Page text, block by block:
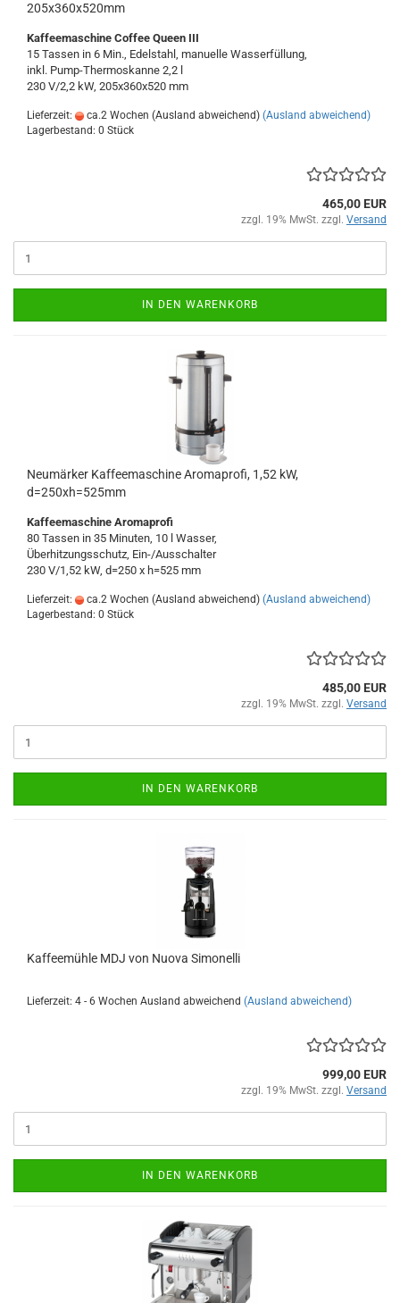
205x360x520mm
Kaffeemaschine Coffee Queen III
15 Tassen in 6 Min., Edelstahl, manuelle Wasserfüllung,
inkl. Pump-Thermoskanne 2,2 l
230 V/2,2 kW, 205x360x520 mm
Lieferzeit: ca.2 Wochen (Ausland abweichend) (Ausland abweichend)
Lagerbestand: 0 Stück
465,00 EUR
zzgl. 19% MwSt. zzgl. Versand
IN DEN WARENKORB
Neumärker Kaffeemaschine Aromaprofi, 1,52 kW,
d=250xh=525mm
Kaffeemaschine Aromaprofi
80 Tassen in 35 Minuten, 10 l Wasser,
Überhitzungsschutz, Ein-/Ausschalter
230 V/1,52 kW, d=250 x h=525 mm
Lieferzeit: ca.2 Wochen (Ausland abweichend) (Ausland abweichend)
Lagerbestand: 0 Stück
485,00 EUR
zzgl. 19% MwSt. zzgl. Versand
IN DEN WARENKORB
Kaffeemühle MDJ von Nuova Simonelli
Lieferzeit: 4 - 6 Wochen Ausland abweichend (Ausland abweichend)
999,00 EUR
zzgl. 19% MwSt. zzgl. Versand
IN DEN WARENKORB